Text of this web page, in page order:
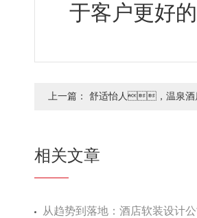
于客户更好的
上一篇： 舒适怡人，温泉酒
相关文章
从趋势到落地：酒店软装设计